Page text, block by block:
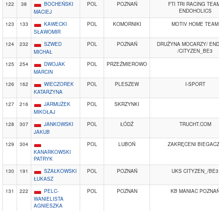
122 38
BOCHEŃSKI
MACIEJ
POL POZNAŃ
FTI TRI RACING
ENDOHOLICS
123
133
KAWECKI
SŁAWOMIR
POL KOMORNIKI MOTIV HOME TEAM
124 232
SZWED
MICHAŁ
POL POZNAŃ
DRUŻYNA MOCARZY/
/CITYZEN_BE3
125
254
DWOJAK
MARCIN
POL PRZEŹMIEROWO
126 162
WIECZOREK
KATARZYNA
POL PLESZEW I-SPORT
127 216
JARMUŻEK
MIKOŁAJ
POL SKRZYNKI
128 307
JANKOWSKI
JAKUB
POL ŁÓDŹ TRUCHT.COM
129
304
KANARKOWSKI
PATRYK
POL LUBOŃ ZAKRĘCENI
130 191
SZAŁKOWSKI
ŁUKASZ
POL POZNAŃ UKS CITYZEN_/BE3
131 222
PELC-
WANIELISTA
AGNIESZKA
POL POZNAN KB MANIAC